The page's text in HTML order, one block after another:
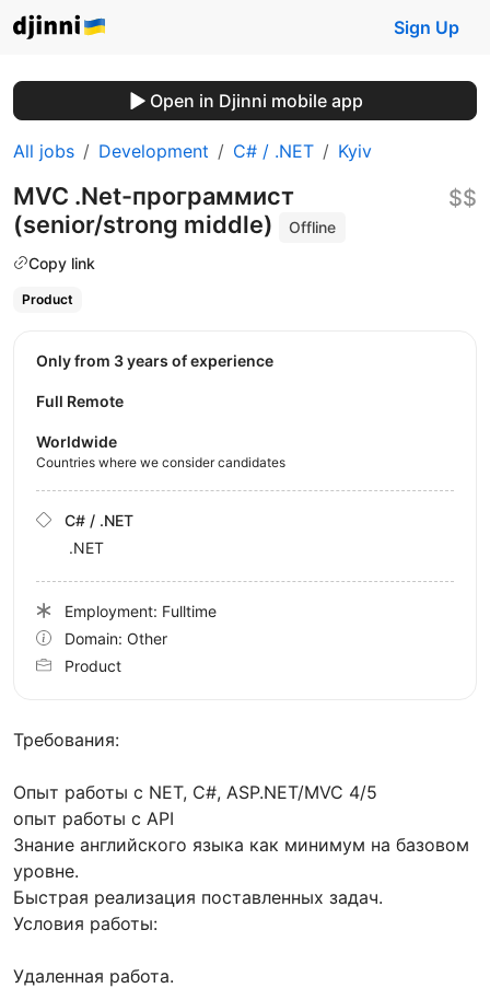
Sign Up
Open in Djinni mobile app
All jobs Development C# / .NET Kyiv
MVC .Net-программист
(senior/strong middle)
Offline
Copy link
$$
Product
Требования:
Опыт работы с NET, C#, ASP.NET/MVC 4/5
опыт работы с API
Знание английского языка как минимум на базовом
уровне.
Быстрая реализация поставленных задач.
Условия работы:
Удаленная работа.
Only from 3 years of experience
Full Remote
Worldwide
Countries where we consider candidates
C# / .NET
.NET
Employment: Fulltime
Domain: Other
Product